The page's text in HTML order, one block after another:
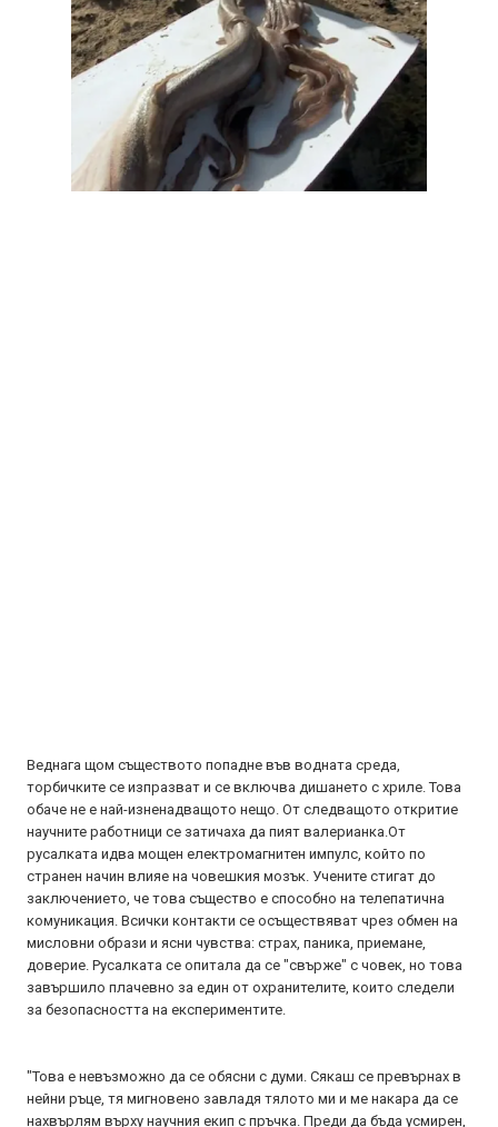
Веднага щом съществото попадне във водната среда,
торбичките се изпразват и се включва дишането с хриле. Това
обаче не е най-изненадващото нещо. От следващото откритие
научните работници се затичаха да пият валерианка.От
русалката идва мощен електромагнитен импулс, който по
странен начин влияе на човешкия мозък. Учените стигат до
заключението, че това същество е способно на телепатична
комуникация. Всички контакти се осъществяват чрез обмен на
мисловни образи и ясни чувства: страх, паника, приемане,
доверие. Русалката се опитала да се "свърже" с човек, но това
завършило плачевно за един от охранителите, които следели
за безопасността на експериментите.
"Това е невъзможно да се обясни с думи. Сякаш се превърнах в
нейни ръце, тя мигновено завладя тялото ми и ме накара да се
нахвърлям върху научния екип с пръчка. Преди да бъда усмирен,